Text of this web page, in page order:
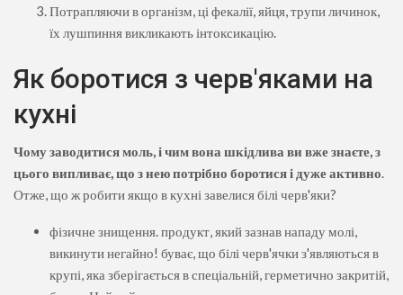
Потрапляючи в організм, ці фекалії, яйця, трупи личинок,
їх лушпиння викликають інтоксикацію.
Як боротися з черв'яками на
кухні
Чому заводитися моль, і чим вона шкідлива ви вже знаєте, з
цього випливає, що з нею потрібно боротися і дуже активно.
Отже, що ж робити якщо в кухні завелися білі черв'яки?
фізичне знищення. продукт, який зазнав нападу молі,
викинути негайно! буває, що білі черв'ячки з'являються в
крупі, яка зберігається в спеціальній, герметично закритій,